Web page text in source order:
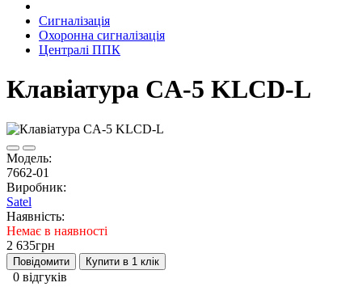
Сигналізація
Охоронна сигналізація
Централі ППК
Клавіатура CA-5 KLCD-L
Модель:
7662-01
Виробник:
Satel
Наявність:
Немає в наявності
2 635грн
Повідомити Купити в 1 клік
0 відгуків